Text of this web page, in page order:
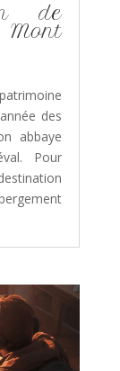
de
des
abbaye
Pour